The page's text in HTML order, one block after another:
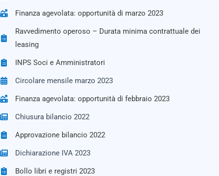
Finanza agevolata: opportunità di marzo 2023
Ravvedimento operoso – Durata minima contrattuale dei
leasing
INPS Soci e Amministratori
Circolare mensile marzo 2023
Finanza agevolata: opportunità di febbraio 2023
Chiusura bilancio 2022
Approvazione bilancio 2022
Dichiarazione IVA 2023
Bollo libri e registri 2023